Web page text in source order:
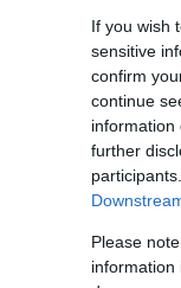
If you wish
sensitive
confirm
continue
information
further
Please
information
12.
Facebook